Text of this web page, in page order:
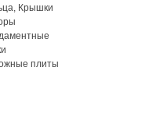
Крышки
плиты